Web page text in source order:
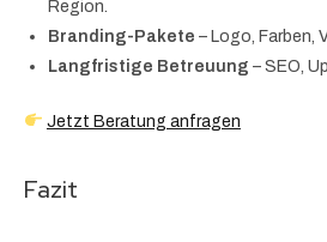
Region.
Branding-Pakete – Logo, Farben,
Langfristige Betreuung – SEO,
Jetzt Beratung anfragen
Fazit